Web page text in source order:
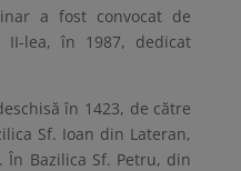
a fost convocat de
II-lea, în 1987, dedicat
în 1423, de către
Sf. Ioan din Lateran,
În Bazilica Sf. Petru, din